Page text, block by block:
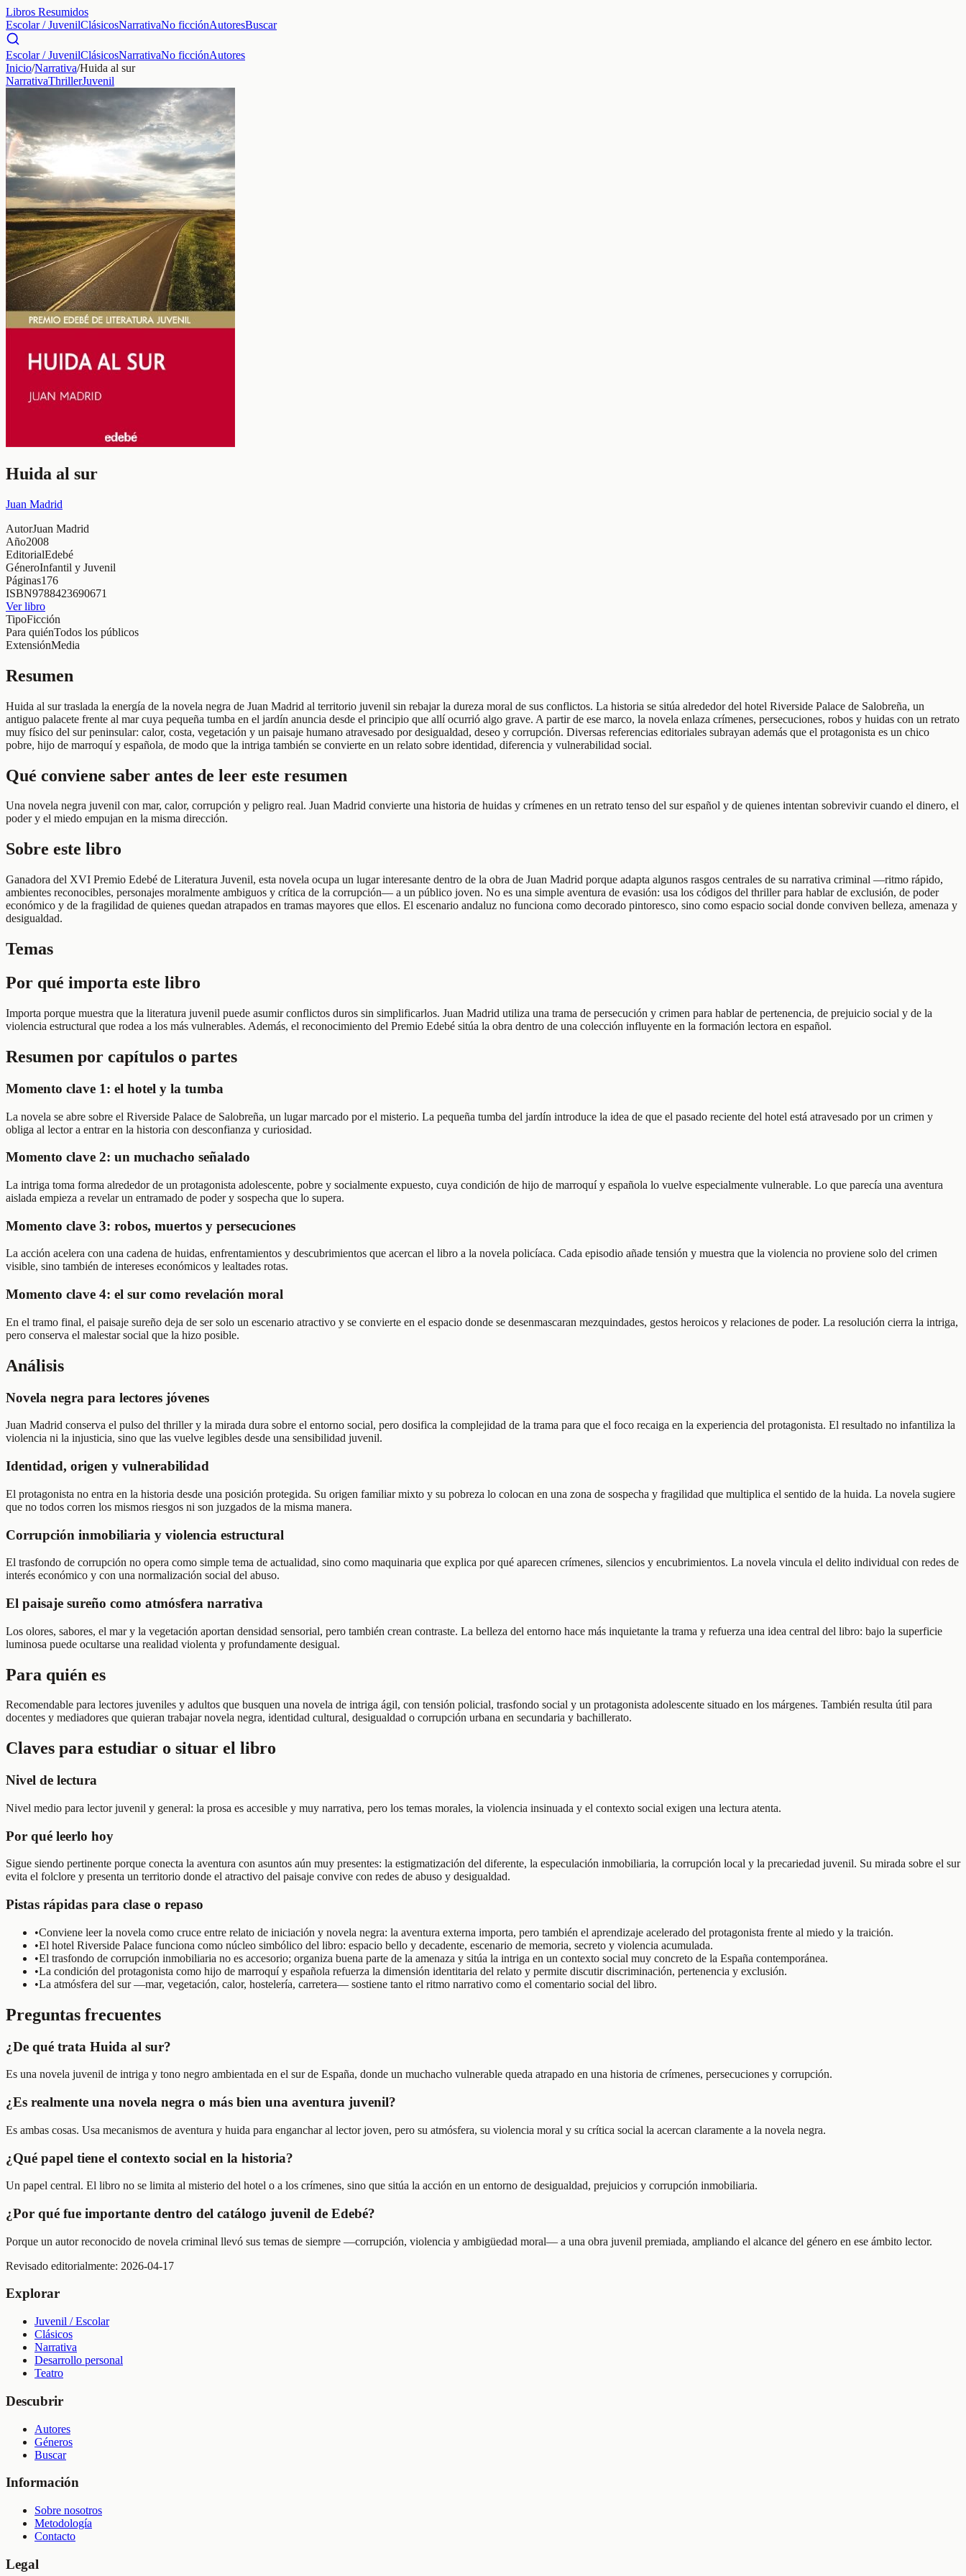
Libros Resumidos
Escolar / JuvenilClásicosNarrativaNo ficciónAutoresBuscar
Escolar / JuvenilClásicosNarrativaNo ficciónAutores
Inicio/Narrativa/Huida al sur
NarrativaThrillerJuvenil
Huida al sur
Juan Madrid
AutorJuan Madrid
Año2008
EditorialEdebé
GéneroInfantil y Juvenil
Páginas176
ISBN9788423690671
Ver libro
TipoFicción
Para quiénTodos los públicos
ExtensiónMedia
Resumen
Huida al sur traslada la energía de la novela negra de Juan Madrid al territorio juvenil sin rebajar la dureza moral de sus conflictos. La historia se sitúa alrededor del hotel Riverside Palace de Salobreña, un
antiguo palacete frente al mar cuya pequeña tumba en el jardín anuncia desde el principio que allí ocurrió algo grave. A partir de ese marco, la novela enlaza crímenes, persecuciones, robos y huidas con un retrato
muy físico del sur peninsular: calor, costa, vegetación y un paisaje humano atravesado por desigualdad, deseo y corrupción. Diversas referencias editoriales subrayan además que el protagonista es un chico
pobre, hijo de marroquí y española, de modo que la intriga también se convierte en un relato sobre identidad, diferencia y vulnerabilidad social.
Qué conviene saber antes de leer este resumen
Una novela negra juvenil con mar, calor, corrupción y peligro real. Juan Madrid convierte una historia de huidas y crímenes en un retrato tenso del sur español y de quienes intentan sobrevivir cuando el dinero, el
poder y el miedo empujan en la misma dirección.
Sobre este libro
Ganadora del XVI Premio Edebé de Literatura Juvenil, esta novela ocupa un lugar interesante dentro de la obra de Juan Madrid porque adapta algunos rasgos centrales de su narrativa criminal —ritmo rápido,
ambientes reconocibles, personajes moralmente ambiguos y crítica de la corrupción— a un público joven. No es una simple aventura de evasión: usa los códigos del thriller para hablar de exclusión, de poder
económico y de la fragilidad de quienes quedan atrapados en tramas mayores que ellos. El escenario andaluz no funciona como decorado pintoresco, sino como espacio social donde conviven belleza, amenaza y
desigualdad.
Temas
Por qué importa este libro
Importa porque muestra que la literatura juvenil puede asumir conflictos duros sin simplificarlos. Juan Madrid utiliza una trama de persecución y crimen para hablar de pertenencia, de prejuicio social y de la
violencia estructural que rodea a los más vulnerables. Además, el reconocimiento del Premio Edebé sitúa la obra dentro de una colección influyente en la formación lectora en español.
Resumen por capítulos o partes
Momento clave 1: el hotel y la tumba
La novela se abre sobre el Riverside Palace de Salobreña, un lugar marcado por el misterio. La pequeña tumba del jardín introduce la idea de que el pasado reciente del hotel está atravesado por un crimen y
obliga al lector a entrar en la historia con desconfianza y curiosidad.
Momento clave 2: un muchacho señalado
La intriga toma forma alrededor de un protagonista adolescente, pobre y socialmente expuesto, cuya condición de hijo de marroquí y española lo vuelve especialmente vulnerable. Lo que parecía una aventura
aislada empieza a revelar un entramado de poder y sospecha que lo supera.
Momento clave 3: robos, muertos y persecuciones
La acción acelera con una cadena de huidas, enfrentamientos y descubrimientos que acercan el libro a la novela policíaca. Cada episodio añade tensión y muestra que la violencia no proviene solo del crimen
visible, sino también de intereses económicos y lealtades rotas.
Momento clave 4: el sur como revelación moral
En el tramo final, el paisaje sureño deja de ser solo un escenario atractivo y se convierte en el espacio donde se desenmascaran mezquindades, gestos heroicos y relaciones de poder. La resolución cierra la intriga,
pero conserva el malestar social que la hizo posible.
Análisis
Novela negra para lectores jóvenes
Juan Madrid conserva el pulso del thriller y la mirada dura sobre el entorno social, pero dosifica la complejidad de la trama para que el foco recaiga en la experiencia del protagonista. El resultado no infantiliza la
violencia ni la injusticia, sino que las vuelve legibles desde una sensibilidad juvenil.
Identidad, origen y vulnerabilidad
El protagonista no entra en la historia desde una posición protegida. Su origen familiar mixto y su pobreza lo colocan en una zona de sospecha y fragilidad que multiplica el sentido de la huida. La novela sugiere
que no todos corren los mismos riesgos ni son juzgados de la misma manera.
Corrupción inmobiliaria y violencia estructural
El trasfondo de corrupción no opera como simple tema de actualidad, sino como maquinaria que explica por qué aparecen crímenes, silencios y encubrimientos. La novela vincula el delito individual con redes de
interés económico y con una normalización social del abuso.
El paisaje sureño como atmósfera narrativa
Los olores, sabores, el mar y la vegetación aportan densidad sensorial, pero también crean contraste. La belleza del entorno hace más inquietante la trama y refuerza una idea central del libro: bajo la superficie
luminosa puede ocultarse una realidad violenta y profundamente desigual.
Para quién es
Recomendable para lectores juveniles y adultos que busquen una novela de intriga ágil, con tensión policial, trasfondo social y un protagonista adolescente situado en los márgenes. También resulta útil para
docentes y mediadores que quieran trabajar novela negra, identidad cultural, desigualdad o corrupción urbana en secundaria y bachillerato.
Claves para estudiar o situar el libro
Nivel de lectura
Nivel medio para lector juvenil y general: la prosa es accesible y muy narrativa, pero los temas morales, la violencia insinuada y el contexto social exigen una lectura atenta.
Por qué leerlo hoy
Sigue siendo pertinente porque conecta la aventura con asuntos aún muy presentes: la estigmatización del diferente, la especulación inmobiliaria, la corrupción local y la precariedad juvenil. Su mirada sobre el sur
evita el folclore y presenta un territorio donde el atractivo del paisaje convive con redes de abuso y desigualdad.
Pistas rápidas para clase o repaso
•Conviene leer la novela como cruce entre relato de iniciación y novela negra: la aventura externa importa, pero también el aprendizaje acelerado del protagonista frente al miedo y la traición.
•El hotel Riverside Palace funciona como núcleo simbólico del libro: espacio bello y decadente, escenario de memoria, secreto y violencia acumulada.
•El trasfondo de corrupción inmobiliaria no es accesorio; organiza buena parte de la amenaza y sitúa la intriga en un contexto social muy concreto de la España contemporánea.
•La condición del protagonista como hijo de marroquí y española refuerza la dimensión identitaria del relato y permite discutir discriminación, pertenencia y exclusión.
•La atmósfera del sur —mar, vegetación, calor, hostelería, carretera— sostiene tanto el ritmo narrativo como el comentario social del libro.
Preguntas frecuentes
¿De qué trata Huida al sur?
Es una novela juvenil de intriga y tono negro ambientada en el sur de España, donde un muchacho vulnerable queda atrapado en una historia de crímenes, persecuciones y corrupción.
¿Es realmente una novela negra o más bien una aventura juvenil?
Es ambas cosas. Usa mecanismos de aventura y huida para enganchar al lector joven, pero su atmósfera, su violencia moral y su crítica social la acercan claramente a la novela negra.
¿Qué papel tiene el contexto social en la historia?
Un papel central. El libro no se limita al misterio del hotel o a los crímenes, sino que sitúa la acción en un entorno de desigualdad, prejuicios y corrupción inmobiliaria.
¿Por qué fue importante dentro del catálogo juvenil de Edebé?
Porque un autor reconocido de novela criminal llevó sus temas de siempre —corrupción, violencia y ambigüedad moral— a una obra juvenil premiada, ampliando el alcance del género en ese ámbito lector.
Revisado editorialmente: 2026-04-17
Explorar
Juvenil / Escolar
Clásicos
Narrativa
Desarrollo personal
Teatro
Descubrir
Autores
Géneros
Buscar
Información
Sobre nosotros
Metodología
Contacto
Legal